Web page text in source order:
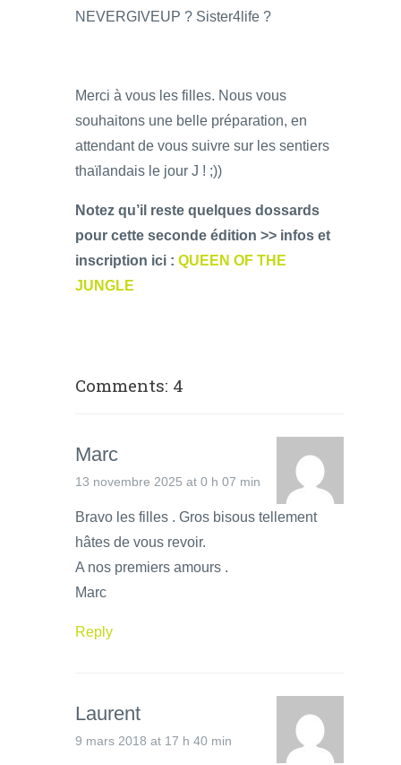
NEVERGIVEUP ? Sister4life ?
Merci à vous les filles. Nous vous
souhaitons une belle préparation, en
attendant de vous suivre sur les sentiers
thaïlandais le jour J ! ;))
Notez qu’il reste quelques dossards
pour cette seconde édition >> infos et
inscription ici : QUEEN OF THE
JUNGLE
Comments: 4
Marc
13 novembre 2025 at 0 h 07 min
Bravo les filles . Gros bisous tellement
hâtes de vous revoir.
A nos premiers amours .
Marc
Reply
Laurent
9 mars 2018 at 17 h 40 min